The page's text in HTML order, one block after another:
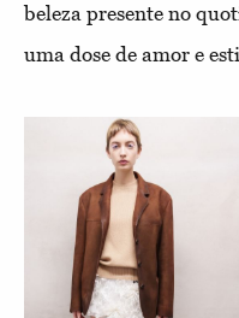
beleza presente no
uma dose de amor e